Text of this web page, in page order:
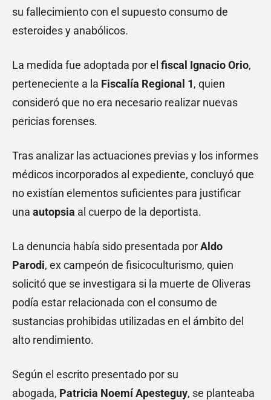
su fallecimiento con el supuesto consumo de
esteroides y anabólicos.
La medida fue adoptada por el fiscal Ignacio Orio,
perteneciente a la Fiscalía Regional 1, quien
consideró que no era necesario realizar nuevas
pericias forenses.
Tras analizar las actuaciones previas y los informes
médicos incorporados al expediente, concluyó que
no existían elementos suficientes para justificar
una autopsia al cuerpo de la deportista.
La denuncia había sido presentada porAldo
Parodi, ex campeón de fisicoculturismo, quien
solicitó que se investigara si la muerte de Oliveras
podía estar relacionada con el consumo de
sustancias prohibidas utilizadas en el ámbito del
alto rendimiento.
Según el escrito presentado por su
abogada, Patricia Noemí Apesteguy, se planteaba